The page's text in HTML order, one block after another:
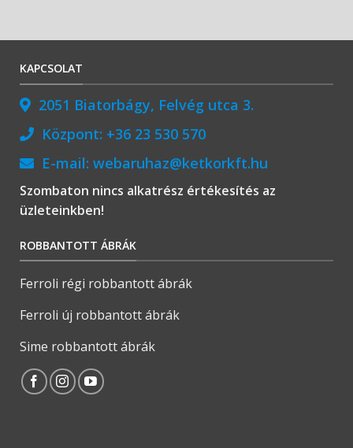
KAPCSOLAT
2051 Biatorbágy, Felvég utca 3.
Központ: +36 23 530 570
E-mail: webaruhaz@ketkorkft.hu
Szombaton nincs alkatrész értékesítés az
üzleteinkben!
ROBBANTOTT ÁBRÁK
Ferroli régi robbantott ábrák
Ferroli új robbantott ábrák
Sime robbantott ábrák